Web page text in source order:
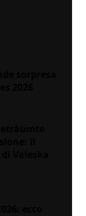
sorpresa
2026
il
ecco